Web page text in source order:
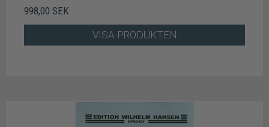
998,00 SEK
VISA PRODUKTEN